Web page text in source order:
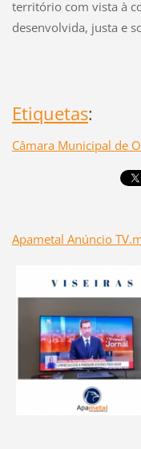
território com vista à
desenvolvida, justa e
Etiquetas:
Câmara Municipal de
Apametal Anúncio